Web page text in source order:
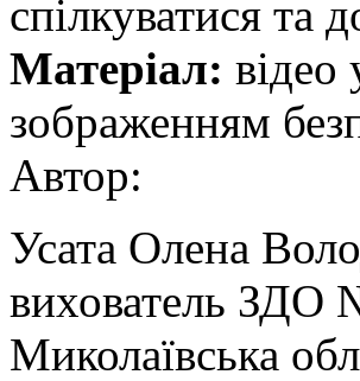
спілкуватися та
Матеріал: відео
зображенням
Автор:
Усата Олена
вихователь ЗДО
Миколаївська